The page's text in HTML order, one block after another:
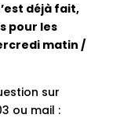
déjà fait,
pour les
matin /
sur
ou mail :